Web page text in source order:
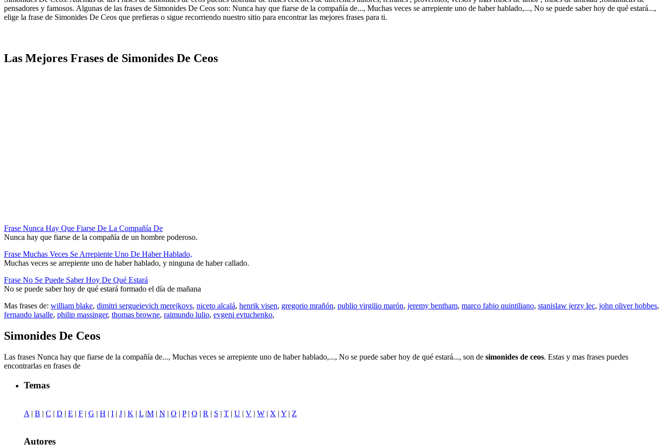
pensadores y famosos. Algunas de las frases de Simonides De Ceos son: Nunca hay que fiarse de la compañía de..., Muchas veces se arrepiente uno de haber hablado,..., No se puede saber hoy de qué estará...,
elige la frase de Simonides De Ceos que prefieras o sigue recorriendo nuestro sitio para encontrar las mejores frases para ti.
Las Mejores Frases de Simonides De Ceos
Frase Nunca Hay Que Fiarse De La Compañía De
Nunca hay que fiarse de la compañía de un hombre poderoso.
Frase Muchas Veces Se Arrepiente Uno De Haber Hablado,
Muchas veces se arrepiente uno de haber hablado, y ninguna de haber callado.
Frase No Se Puede Saber Hoy De Qué Estará
No se puede saber hoy de qué estará formado el día de mañana
Mas frases de: william blake, dimitri sergueievich merejkovs, niceto alcalá, henrik visen, gregorio mrañón, publio virgilio marón, jeremy bentham, marco fabio quintiliano, stanislaw jerzy lec, john oliver hobbes,
fernando lasalle, philip massinger, thomas browne, raimundo lulio, evgeni evtuchenko,
Simonides De Ceos
Las frases Nunca hay que fiarse de la compañía de..., Muchas veces se arrepiente uno de haber hablado,..., No se puede saber hoy de qué estará..., son de simonides de ceos. Estas y mas frases puedes
encontrarlas en frases de
Temas
A | B | C | D | E | F | G | H | I | J | K | L |M | N | O | P| Q | R | S | T | U | V | W | X | Y | Z
Autores